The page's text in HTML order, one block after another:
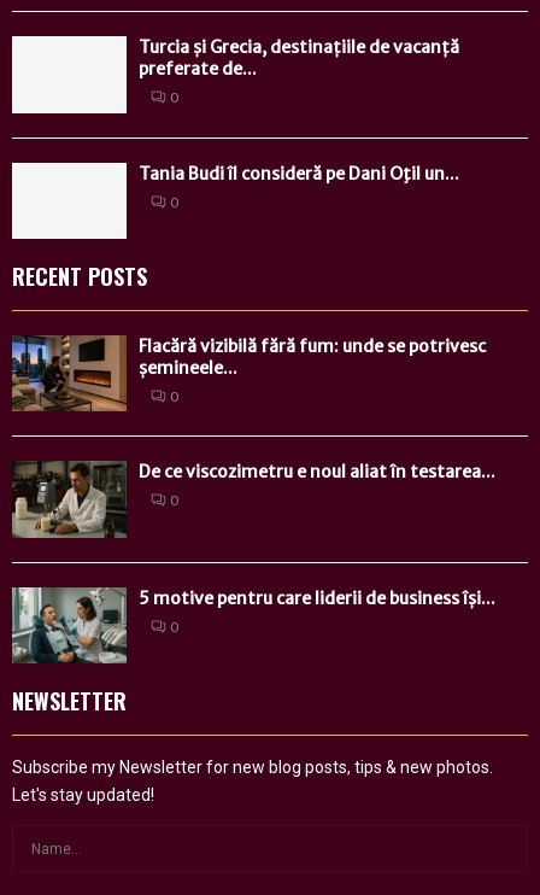
Turcia și Grecia, destinațiile de vacanță
preferate de...
0
Tania Budi îl consideră pe Dani Oţil un...
0
RECENT POSTS
Flacără vizibilă fără fum: unde se potrivesc
șemineele...
0
De ce viscozimetru e noul aliat în testarea...
0
5 motive pentru care liderii de business își...
0
NEWSLETTER
Subscribe my Newsletter for new blog posts, tips & new photos.
Let's stay updated!